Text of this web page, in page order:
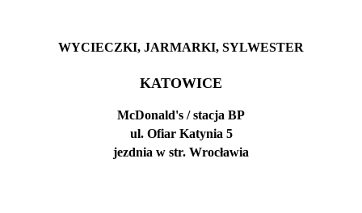
WYCIECZKI, JARMARKI, SYLWESTER
KATOWICE
McDonald's / stacja BP
ul. Ofiar Katynia 5
jezdnia w str. Wrocławia